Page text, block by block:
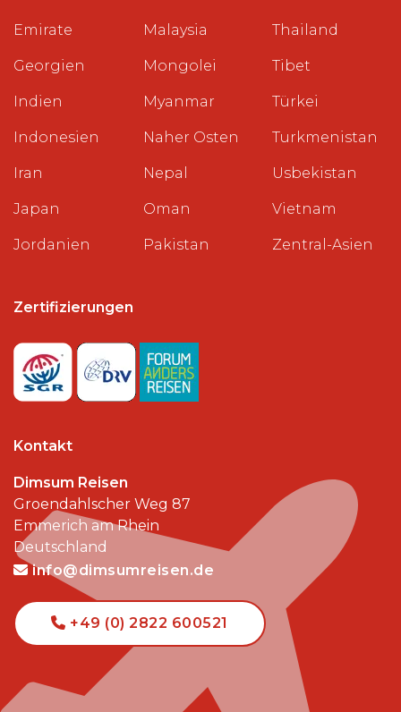
Emirate
Georgien
Indien
Indonesien
Iran
Japan
Jordanien
Malaysia
Mongolei
Myanmar
Naher Osten
Nepal
Oman
Pakistan
Thailand
Tibet
Türkei
Turkmenistan
Usbekistan
Vietnam
Zentral-Asien
Zertifizierungen
Kontakt
Dimsum Reisen
Groendahlscher Weg 87
Emmerich am Rhein
Deutschland
info@dimsumreisen.de
+49 (0) 2822 600521